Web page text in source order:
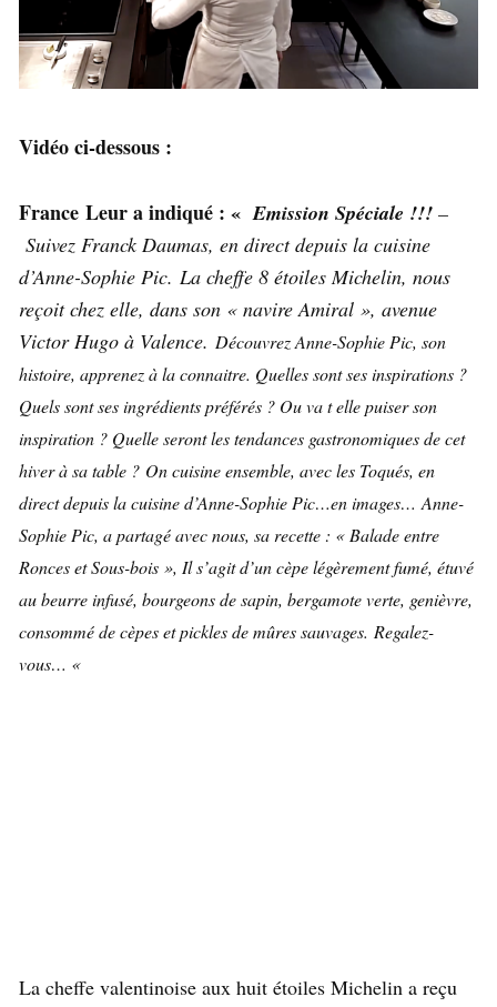
Vidéo ci-dessous :
France Leur a indiqué : « Emission Spéciale !!! –
Suivez Franck Daumas, en direct depuis la cuisine
d’Anne-Sophie Pic. La cheffe 8 étoiles Michelin, nous
reçoit chez elle, dans son « navire Amiral », avenue
Victor Hugo à Valence. Découvrez Anne-Sophie Pic, son
histoire, apprenez à la connaitre. Quelles sont ses inspirations ?
Quels sont ses ingrédients préférés ? Ou va t elle puiser son
inspiration ? Quelle seront les tendances gastronomiques de cet
hiver à sa table ? On cuisine ensemble, avec les Toqués, en
direct depuis la cuisine d’Anne-Sophie Pic…en images… Anne-
Sophie Pic, a partagé avec nous, sa recette : « Balade entre
Ronces et Sous-bois », Il s’agit d’un cèpe légèrement fumé, étuvé
au beurre infusé, bourgeons de sapin, bergamote verte, genièvre,
consommé de cèpes et pickles de mûres sauvages. Regalez-
vous… «
La cheffe valentinoise aux huit étoiles Michelin a reçu